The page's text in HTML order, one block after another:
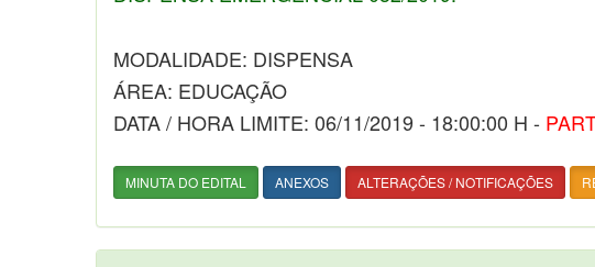
MODALIDADE: DISPENSA
ÁREA: EDUCAÇÃO
DATA / HORA LIMITE: 06/11/2019 - 18:00:00 H -
MINUTA DO EDITAL ANEXOS ALTERAÇÕES / NOTIFICAÇÕES